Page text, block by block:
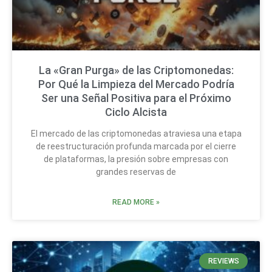
La «Gran Purga» de las Criptomonedas:
Por Qué la Limpieza del Mercado Podría
Ser una Señal Positiva para el Próximo
Ciclo Alcista
El mercado de las criptomonedas atraviesa una etapa
de reestructuración profunda marcada por el cierre
de plataformas, la presión sobre empresas con
grandes reservas de
READ MORE »
REVIEWS